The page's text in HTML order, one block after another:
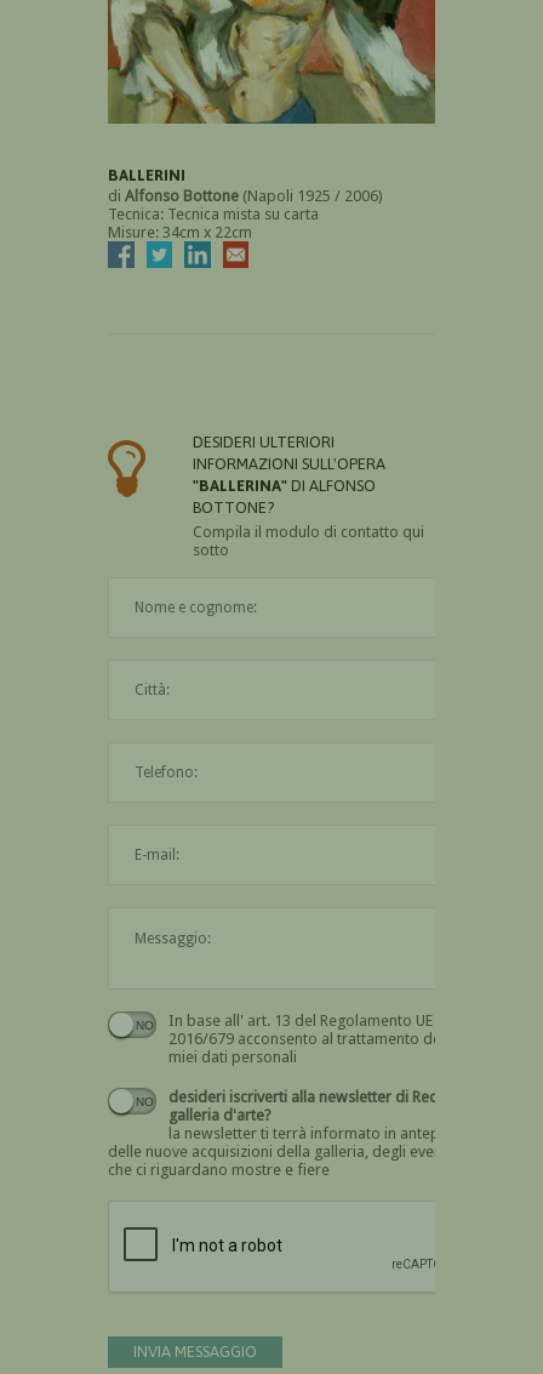
BALLERINI
di Alfonso Bottone (Napoli 1925 / 2006)
Tecnica: Tecnica mista su carta
Misure: 34cm x 22cm
DESIDERI ULTERIORI
INFORMAZIONI SULL'OPERA
"BALLERINA" DI ALFONSO
BOTTONE?
Compila il modulo di contatto qui
sotto
In base all' art. 13 del Regolamento UE n.
2016/679 acconsento al trattamento dei
miei dati personali
Devi dare il consenso
desideri iscriverti alla newsletter di Recta
galleria d'arte?
la newsletter ti terrà informato in anteprima
delle nuove acquisizioni della galleria, degli eventi
che ci riguardano mostre e fiere
INVIA MESSAGGIO